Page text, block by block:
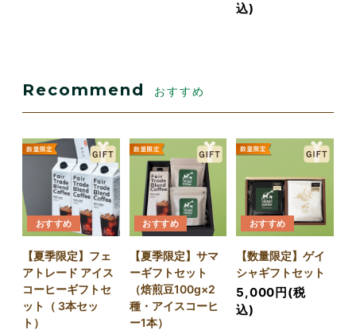
込)
Recommend おすすめ
おすすめ
【夏季限定】フェ
アトレード アイス
コーヒーギフトセ
ット（ 3本セッ
ト）
おすすめ
【夏季限定】サマ
ーギフトセット
（焙煎豆100g×2
種・アイスコーヒ
ー1本）
おすすめ
【数量限定】ゲイ
シャギフトセット
5,000円(税
込)